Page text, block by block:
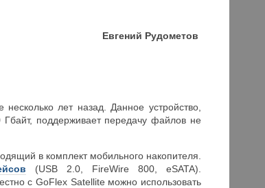
Евгений Рудометов
лет назад. Данное устройство,
поддерживает передачу файлов не
в комплект мобильного накопителя.
(USB 2.0, FireWire 800, eSATA).
с GoFlex Satellite можно использовать